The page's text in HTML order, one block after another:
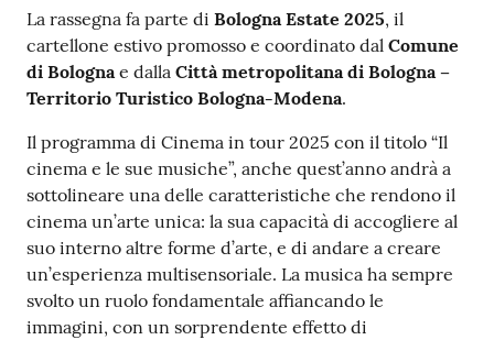
La rassegna fa parte di Bologna Estate 2025, il
cartellone estivo promosso e coordinato dal Comune
di Bolognae dalla Città metropolitana di Bologna –
Territorio Turistico Bologna-Modena.
Il programma di Cinema in tour 2025 con il titolo “Il
cinema e le sue musiche”, anche quest’anno andrà a
sottolineare una delle caratteristiche che rendono il
cinema un’arte unica: la sua capacità di accogliere al
suo interno altre forme d’arte, e di andare a creare
un’esperienza multisensoriale. La musica ha sempre
svolto un ruolo fondamentale affiancando le
immagini, con un sorprendente effetto di